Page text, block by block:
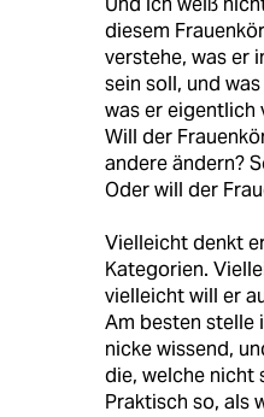
diesem
verstehe, was er
sein soll, und
was er eigentlich
Will der
andere ändern?
Oder will der
Vielleicht denkt
Kategorien.
vielleicht will er
Am besten stelle
nicke wissend,
die, welche nicht
Praktisch so, als